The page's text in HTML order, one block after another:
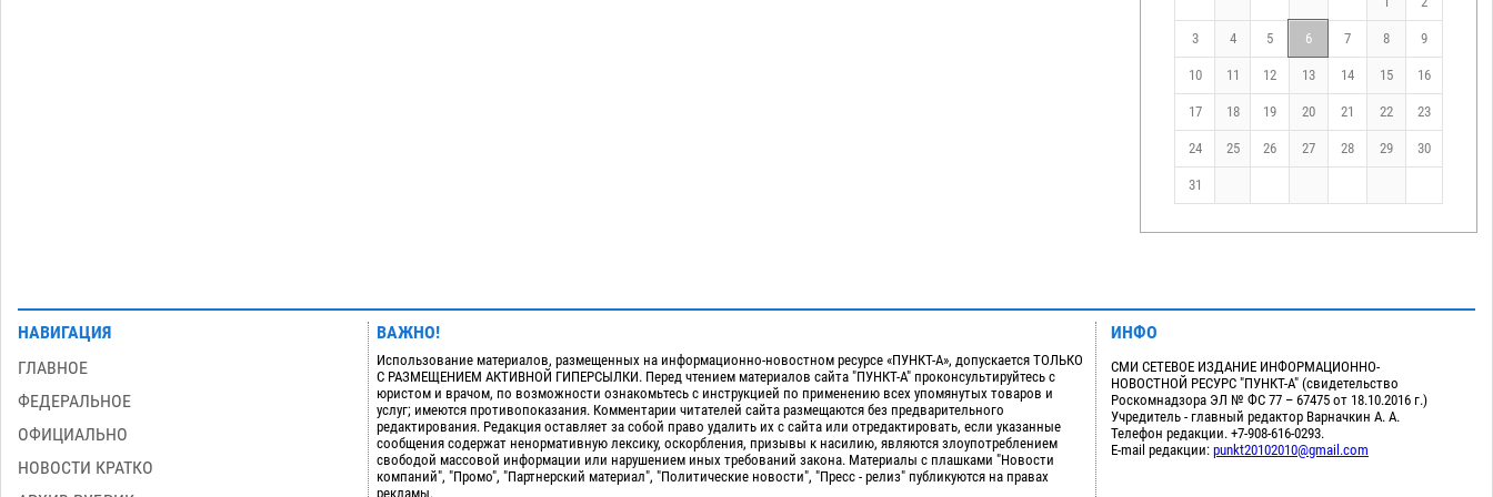
3 4 5 6 7 8 9
10 11 12 13 14 15 16
17 18 19 20 21 22 23
24 25 26 27 28 29 30
31
НАВИГАЦИЯ
ГЛАВНОЕ
ФЕДЕРАЛЬНОЕ
ОФИЦИАЛЬНО
НОВОСТИ КРАТКО
ВАЖНО!
Использование материалов, размещенных на информационно-новостном ресурсе «ПУНКТ-А», допускается ТОЛЬКО
С РАЗМЕЩЕНИЕМ АКТИВНОЙ ГИПЕРСЫЛКИ. Перед чтением материалов сайта "ПУНКТ-А" проконсультируйтесь с
юристом и врачом, по возможности ознакомьтесь с инструкцией по применению всех упомянутых товаров и
услуг; имеются противопоказания. Комментарии читателей сайта размещаются без предварительного
редактирования. Редакция оставляет за собой право удалить их с сайта или отредактировать, если указанные
сообщения содержат ненормативную лексику, оскорбления, призывы к насилию, являются злоупотреблением
свободой массовой информации или нарушением иных требований закона. Материалы с плашками "Новости
компаний", "Промо", "Партнерский материал", "Политические новости", "Пресс - релиз" публикуются на правах
рекламы.
ИНФО
СМИ СЕТЕВОЕ ИЗДАНИЕ ИНФОРМАЦИОННО-
НОВОСТНОЙ РЕСУРС "ПУНКТ-А" (свидетельство
Роскомнадзора ЭЛ № ФС 77 – 67475 от 18.10.2016 г.)
Учредитель - главный редактор Варначкин А. А.
Телефон редакции. +7-908-616-0293.
E-mail редакции: punkt20102010@gmail.com